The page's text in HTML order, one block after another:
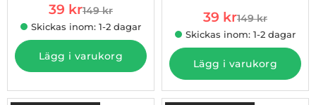
rea pris
39 krtidigare pris
149 kr
Skickas inom: 1-2 dagar
Lägg i varukorg
rea pris
39 krtidigare pris
149 kr
Skickas inom: 1-2 dagar
Lägg i varukorg